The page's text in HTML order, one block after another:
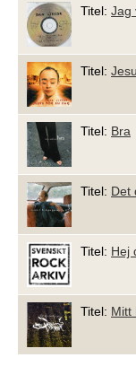
Titel: Jag
Titel:
Titel: Bra
Titel: Det
Titel: Hej
Titel: Mitt